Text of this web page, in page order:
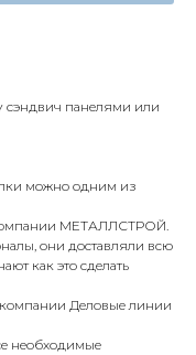
сэндвич панелями или
можно одним из
МЕТАЛЛСТРОЙ.
они доставляли всю
как это сделать
компании Деловые линии
необходимые